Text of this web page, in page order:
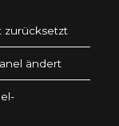
zurücksetzt
ändert